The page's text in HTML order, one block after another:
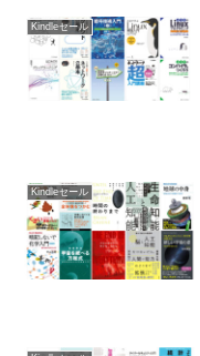
Kindleセール
Kindleセール